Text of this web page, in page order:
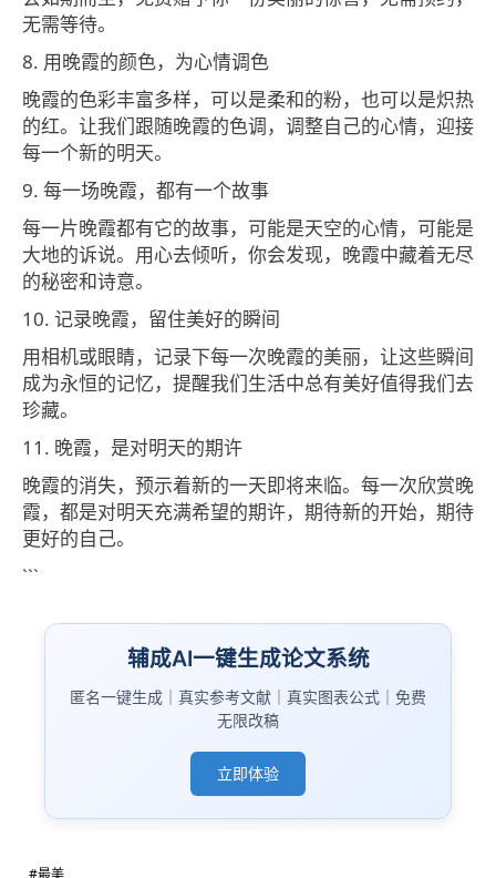
无需等待。
8. 用晚霞的颜色，为心情调色
晚霞的色彩丰富多样，可以是柔和的粉，也可以是炽热
的红。让我们跟随晚霞的色调，调整自己的心情，迎接
每一个新的明天。
9. 每一场晚霞，都有一个故事
每一片晚霞都有它的故事，可能是天空的心情，可能是
大地的诉说。用心去倾听，你会发现，晚霞中藏着无尽
的秘密和诗意。
10. 记录晚霞，留住美好的瞬间
用相机或眼睛，记录下每一次晚霞的美丽，让这些瞬间
成为永恒的记忆，提醒我们生活中总有美好值得我们去
珍藏。
11. 晚霞，是对明天的期许
晚霞的消失，预示着新的一天即将来临。每一次欣赏晚
霞，都是对明天充满希望的期许，期待新的开始，期待
更好的自己。
```
辅成AI一键生成论文系统
匿名一键生成｜真实参考文献｜真实图表公式｜免费
无限改稿
立即体验
#最美